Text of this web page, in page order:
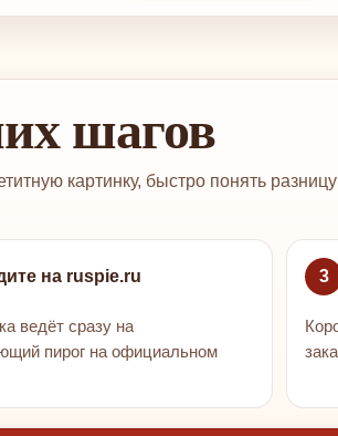
шагов
картинку, быстро понять
на ruspie.ru
ведёт сразу на
пирог на официальном
3